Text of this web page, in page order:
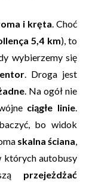
i kręta. Choć
5,4 km), to
wybierzemy się
. Droga jest
. Na ogół nie
ciągłe linie.
bo widok
skalna ściana,
których autobusy
przejeżdżać